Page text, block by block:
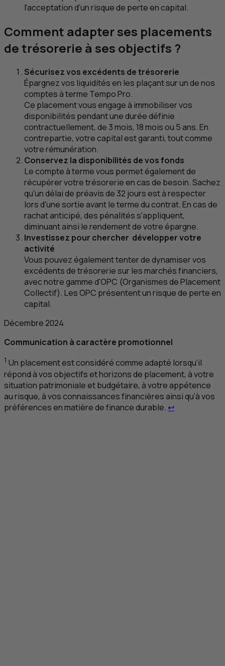
l’acceptation d’un risque de perte en capital.
Comment adapter ses placements
de trésorerie à ses objectifs ?
Sécurisez vos excédents de trésorerie
Épargnez vos liquidités en les plaçant sur un de nos
comptes à terme Tempo Pro.
Ce placement vous engage à immobiliser vos
disponibilités pendant une durée définie
contractuellement, de 3 mois, 18 mois ou 5 ans. En
contrepartie, votre capital est garanti, tout comme
votre rémunération.
Conservez la disponibilités de vos fonds
Le compte à terme vous permet également de
récupérer votre trésorerie en cas de besoin. Sachez
qu'un délai de préavis de 32 jours est à respecter
lors d'une sortie avant le terme du contrat. En cas de
rachat anticipé, des pénalités s'appliquent,
diminuant ainsi le rendement de votre épargne.
Investissez pour chercher développer votre
activité
Vous pouvez également tenter de dynamiser vos
excédents de trésorerie sur les marchés financiers,
avec notre gamme d'OPC (Organismes de Placement
Collectif). LesOPC présentent un risque de perte en
capital.
Décembre 2024
Communication à caractère promotionnel
1 Un placement est considéré comme adapté lorsqu’il
répond à vos objectifs et horizons de placement, à votre
situation patrimoniale et budgétaire, à votre appétence
au risque, à vos connaissances financières ainsi qu’à vos
préférences en matière de finance durable. ↩Retour au